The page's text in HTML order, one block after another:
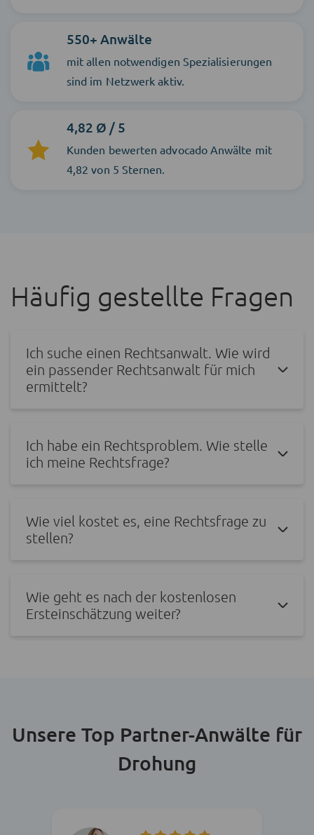
550+ Anwälte
mit allen notwendigen Spezialisierungen
sind im Netzwerk aktiv.
4,82 Ø / 5
Kunden bewerten advocado Anwälte mit
4,82 von 5 Sternen.
Häufig gestellte Fragen
Ich suche einen Rechtsanwalt. Wie wird
ein passender Rechtsanwalt für mich
ermittelt?
Ich habe ein Rechtsproblem. Wie stelle
ich meine Rechtsfrage?
Wie viel kostet es, eine Rechtsfrage zu
stellen?
Wie geht es nach der kostenlosen
Ersteinschätzung weiter?
Unsere Top Partner-Anwälte für
Drohung